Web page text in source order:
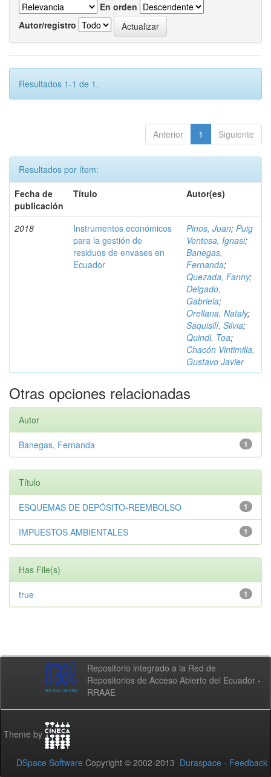
En orden
Autor/registro
Resultados 1-1 de 1.
Anterior 1 Siguiente
Resultados por ítem:
Fecha de
publicación
Título Autor(es)
2018
Instrumentos económicos
para la gestión de
residuos de envases en
Ecuador
Pinos, Juan; Puig
Ventosa, Ignasi;
Banegas,
Fernanda;
Quezada, Fanny;
Delgado,
Gabriela;
Orellana, Nataly;
Saquisilí, Silvia;
Quindi, Toa;
Chacón Vintimilla,
Gustavo Javier
Otras opciones relacionadas
Autor
1
Banegas, Fernanda
Título
1
ESQUEMAS DE DEPÓSITO-REEMBOLSO
1
IMPUESTOS AMBIENTALES
Has File(s)
1
true
Repositorio integrado a la Red de
Repositorios de Acceso Abierto del Ecuador -
RRAAE
Theme by
DSpace Software Copyright © 2002-2013 Duraspace - Feedback